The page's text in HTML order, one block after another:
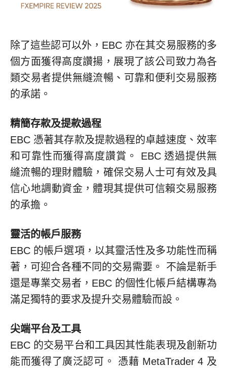
除了這些認可以外，EBC 亦在其交易服務的多
個方面獲得高度讚揚，展現了該公司致力為各
類交易者提供無縫流暢、可靠和便利交易服務
的承諾。
精簡存款及提款過程
EBC 憑著其存款及提款過程的卓越速度、效率
和可靠性而獲得高度讚賞。 EBC 透過提供無
縫流暢的理財體驗，確保交易人士可有效及具
信心地調動資金，體現其提供可信賴交易服務
的承擔。
靈活的帳戶服務
EBC 的帳戶選項，以其靈活性及多功能性而稱
著，可迎合各種不同的交易需要。 不論是新手
還是專業交易者，EBC 的個性化帳戶結構專為
滿足獨特的要求及提升交易體驗而設。
尖端平台及工具
EBC 的交易平台和工具因其性能表現及創新功
能而獲得了廣泛認可。 憑藉 MetaTrader 4 及